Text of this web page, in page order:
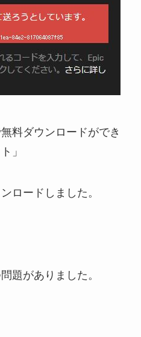
料ダウンロードができ
」
ロードしました。
題がありました。